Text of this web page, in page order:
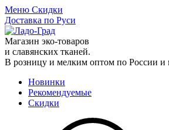
Меню Скидки
Доставка по Руси
Магазин эко-товаров
и славянских тканей.
В розницу и мелким оптом по России и
Новинки
Рекомендуемые
Скидки